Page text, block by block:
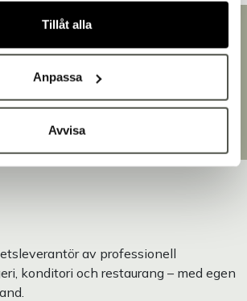
Tillåt alla
Anpassa
Avvisa
3-5 arbetsdagar.
i Småland
av professionell
konditori och restaurang – med egen